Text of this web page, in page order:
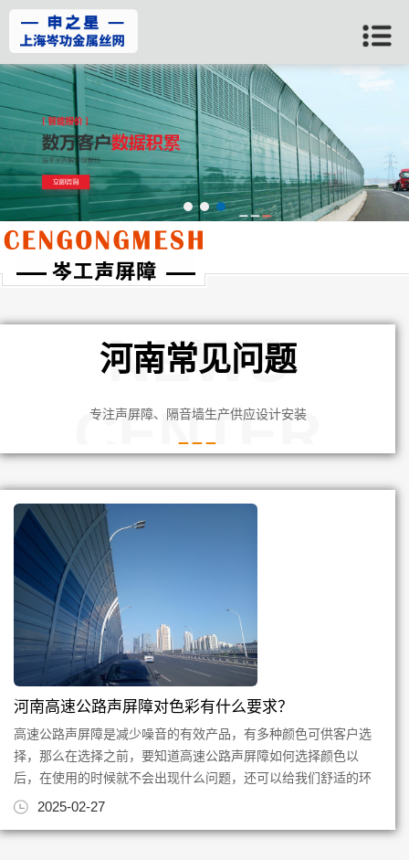
当前位置：首页>>河南常见问题
河南常见问题
NEWS
CENTER
专注声屏障、隔音墙生产供应设计安装
河南高速公路声屏障对色彩有什么要求？
高速公路声屏障是减少噪音的有效产品，有多种颜色可供客户选
择，那么在选择之前，要知道高速公路声屏障如何选择颜色以
后，在使用的时候就不会出现什么问题，还可以给我们舒适的环
境。高速公路声屏障的形象对...
2025-02-27